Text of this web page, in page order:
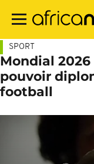
contenu
SPORT
Mondial
pouvoir
football